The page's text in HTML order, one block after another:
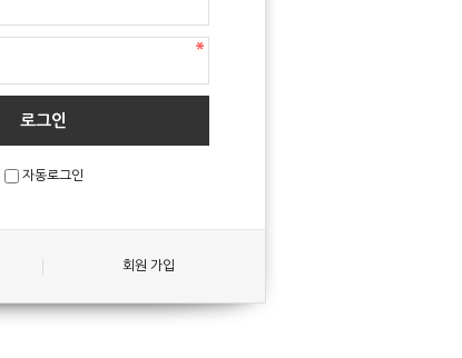
자동로그인
회원 가입